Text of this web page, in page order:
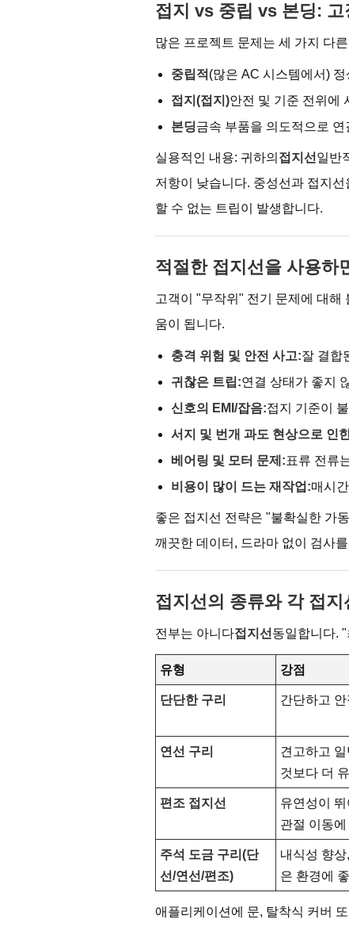
접지 vs 중립 vs 본딩:
많은 프로젝트 문제는 세 가지 다
중립적 (많은 AC 시스템에서)
접지(접지)안전 및 기준 전위에
본딩금속 부품을 의도적으로
실용적인 내용: 귀하의 접지선 일반
저항이 낮습니다. 중성선과 접지
할 수 없는 트립이 발생합니다.
적절한 접지선을 사용하
고객이 "무작위" 전기 문제에 대해
움이 됩니다.
충격 위험 및 안전 사고:잘 결합
귀찮은 트립:연결 상태가 좋지
신호의 EMI/잡음:접지 기준이
서지 및 번개 과도 현상으로 인
베어링 및 모터 문제:표류 전류
비용이 많이 드는 재작업:매시
좋은 접지선 전략은 "불확실한 가
깨끗한 데이터, 드라마 없이 검사
접지선의 종류와 각 접지
전부는 아니다접지선 동일합니다.
유형 강점
단단한 구리 간단하고
연선 구리
견고하고
것보다 더
편조 접지선
유연성이
관절 이동에
주석 도금 구리(단
선/연선/편조)
내식성 향
은 환경에
애플리케이션에 문, 탈착식 커버